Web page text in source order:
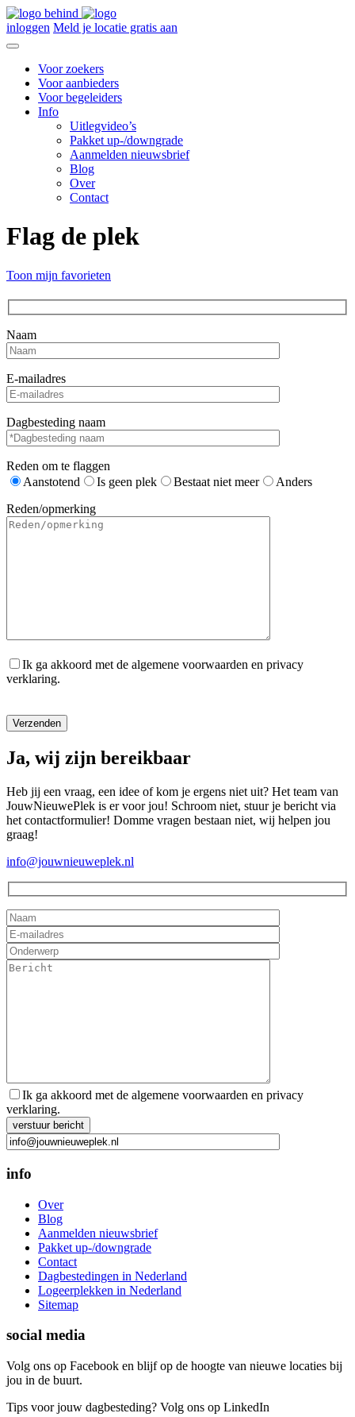
inloggen Meld je locatie gratis aan
Voor zoekers
Voor aanbieders
Voor begeleiders
Info
Uitlegvideo’s
Pakket up-/downgrade
Aanmelden nieuwsbrief
Blog
Over
Contact
Flag de plek
Toon mijn favorieten
Naam
E-mailadres
Dagbesteding naam
Reden om te flaggen
Aanstotend
Is geen plek Bestaat niet meer
Anders
Reden/opmerking
Ik ga akkoord met de algemene voorwaarden en privacy
verklaring.
Ja, wij zijn bereikbaar
Heb jij een vraag, een idee of kom je ergens niet uit? Het team van
JouwNieuwePlek is er voor jou! Schroom niet, stuur je bericht via
het contactformulier! Domme vragen bestaan niet, wij helpen jou
graag!
info@jouwnieuweplek.nl
Ik ga akkoord met de algemene voorwaarden en privacy
verklaring.
Gelieve dit veld leeg te laten.
info
Over
Blog
Aanmelden nieuwsbrief
Pakket up-/downgrade
Contact
Dagbestedingen in Nederland
Logeerplekken in Nederland
Sitemap
social media
Volg ons op Facebook en blijf op de hoogte van nieuwe locaties bij
jou in de buurt.
Tips voor jouw dagbesteding? Volg ons op LinkedIn